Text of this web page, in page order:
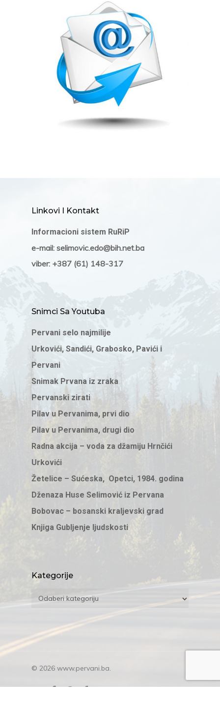
Linkovi I Kontakt
Informacioni sistem RuRiP
e-mail: selimovic.edo@bih.net.ba
viber: +387 (61) 148-317
Snimci Sa Youtuba
Pervani selo najmilije
Urkovići, Sandići, Grabosko, Pavići i
Pervani
Snimak Prvana iz zraka
Pervanski zirati
Pilav u Pervanima, prvi dio
Pilav u Pervanima, drugi dio
Radna akcija – voda za džamiju Hrnčići
Urkovići
Žetelice – Sućeska, Opetci, 1984. godina
Dženaza Huse Selimović iz Pervana
Bobovac – bosanski kraljevski grad
Knjiga Gubljenje ljudskosti
Kategorije
Kategorije
© 2026 www.pervani.ba.